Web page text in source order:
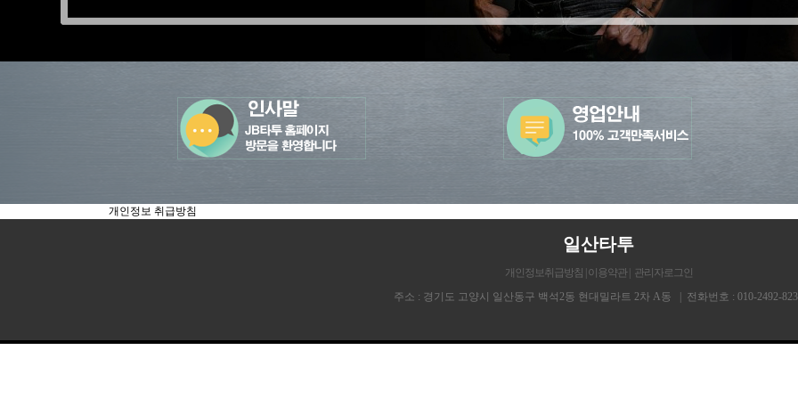
개인정보 취급방침
일산타투
개인정보취급방침 | 이용약관 | 관리자로그인
주소 : 경기도 고양시 일산동구 백석2동 현대밀라트 2차 A동 | 전화번호 : 010-2492-